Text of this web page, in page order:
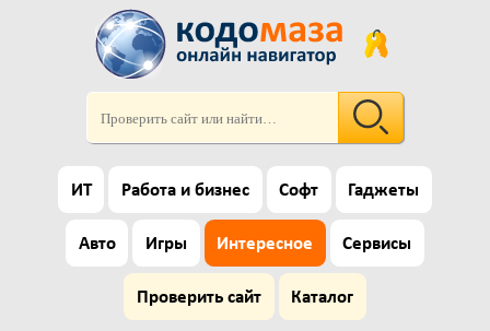
ИТ Работа и бизнес Софт Гаджеты
Авто Игры Интересное Сервисы
Проверить сайт Каталог